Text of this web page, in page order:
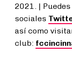
2021. |
sociales
así como
club: